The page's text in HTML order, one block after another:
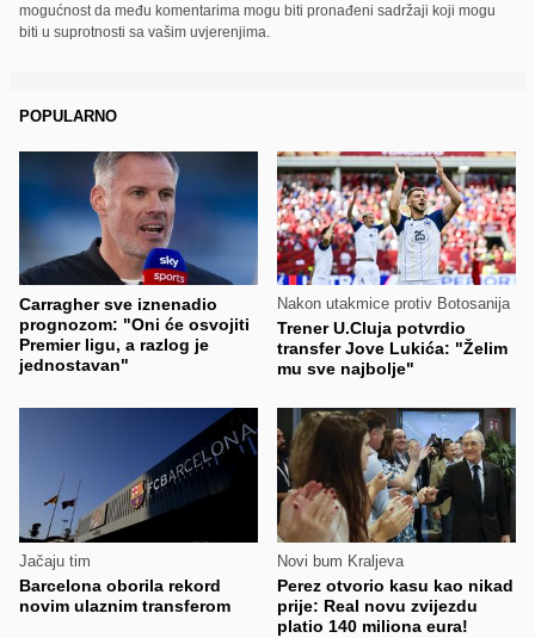
mogućnost da među komentarima mogu biti pronađeni sadržaji koji mogu
biti u suprotnosti sa vašim uvjerenjima.
POPULARNO
Carragher sve iznenadio
prognozom: "Oni će osvojiti
Premier ligu, a razlog je
jednostavan"
Nakon utakmice protiv Botosanija
Trener U.Cluja potvrdio
transfer Jove Lukića: "Želim
mu sve najbolje"
Jačaju tim
Barcelona oborila rekord
novim ulaznim transferom
Novi bum Kraljeva
Perez otvorio kasu kao nikad
prije: Real novu zvijezdu
platio 140 miliona eura!